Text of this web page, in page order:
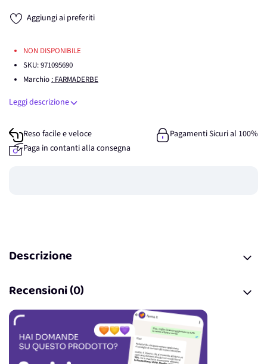
Aggiungi ai preferiti
NON DISPONIBILE
SKU:971095690
Marchio : FARMADERBE
Leggi descrizione
Reso facile e veloce
Pagamenti Sicuri al 100%
Paga in contanti alla consegna
Descrizione
Recensioni (0)